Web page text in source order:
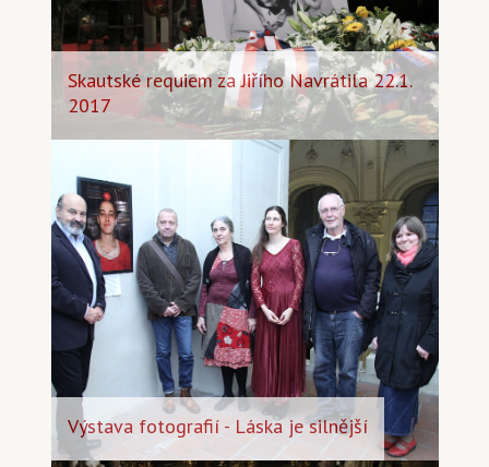
Skautské requiem za Jiřího Navrátila 22.1.
2017
Výstava fotografií - Láska je silnější